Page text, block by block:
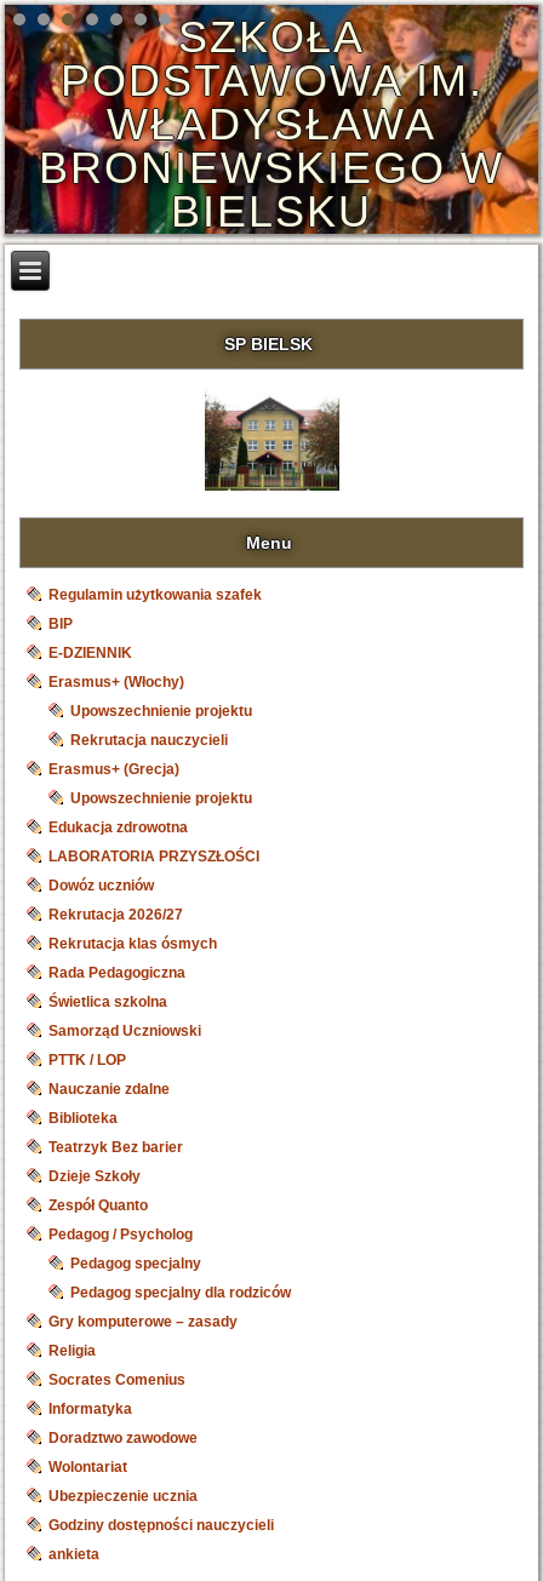
SZKOŁA
PODSTAWOWA IM.
WŁADYSŁAWA
BRONIEWSKIEGO W
BIELSKU
SP BIELSK
Menu
Regulamin użytkowania szafek
BIP
E-DZIENNIK
Erasmus+ (Włochy)
Upowszechnienie projektu
Rekrutacja nauczycieli
Erasmus+ (Grecja)
Upowszechnienie projektu
Edukacja zdrowotna
LABORATORIA PRZYSZŁOŚCI
Dowóz uczniów
Rekrutacja 2026/27
Rekrutacja klas ósmych
Rada Pedagogiczna
Świetlica szkolna
Samorząd Uczniowski
PTTK / LOP
Nauczanie zdalne
Biblioteka
Teatrzyk Bez barier
Dzieje Szkoły
Zespół Quanto
Pedagog / Psycholog
Pedagog specjalny
Pedagog specjalny dla rodziców
Gry komputerowe – zasady
Religia
Socrates Comenius
Informatyka
Doradztwo zawodowe
Wolontariat
Ubezpieczenie ucznia
Godziny dostępności nauczycieli
ankieta